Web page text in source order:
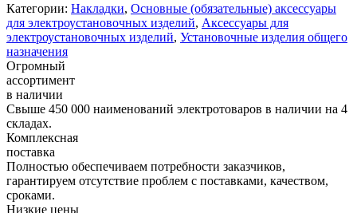
Категории: Накладки, Основные (обязательные) аксессуары
для электроустановочных изделий, Аксессуары для
электроустановочных изделий, Установочные изделия общего
назначения
Огромный
ассортимент
в наличии
Свыше 450 000 наименований электротоваров в наличии на 4
складах.
Комплексная
поставка
Полностью обеспечиваем потребности заказчиков,
гарантируем отсутствие проблем с поставками, качеством,
сроками.
Низкие цены